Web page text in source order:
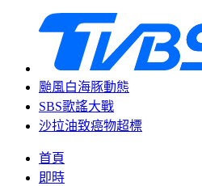
颱風白海豚動態
SBS歌謠大戰
沙拉油致癌物超標
首頁
即時